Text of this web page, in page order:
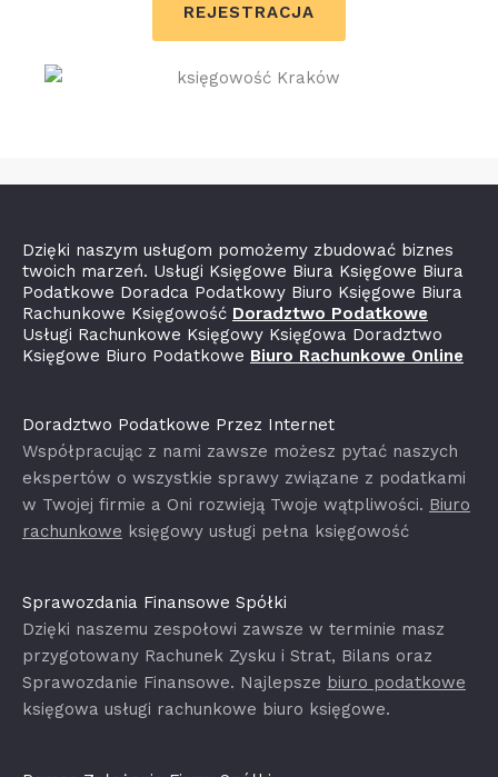
REJESTRACJA
Dzięki naszym usługom pomożemy zbudować biznes
twoich marzeń. Usługi Księgowe Biura Księgowe Biura
Podatkowe Doradca Podatkowy Biuro Księgowe Biura
Rachunkowe Księgowość Doradztwo Podatkowe
Usługi Rachunkowe Księgowy Księgowa Doradztwo
Księgowe Biuro Podatkowe Biuro Rachunkowe Online
Doradztwo Podatkowe Przez Internet
Współpracując z nami zawsze możesz pytać naszych
ekspertów o wszystkie sprawy związane z podatkami
w Twojej firmie a Oni rozwieją Twoje wątpliwości. Biuro
rachunkowe księgowy usługi pełna księgowość
Sprawozdania Finansowe Spółki
Dzięki naszemu zespołowi zawsze w terminie masz
przygotowany Rachunek Zysku i Strat, Bilans oraz
Sprawozdanie Finansowe. Najlepsze biuro podatkowe
księgowa usługi rachunkowe biuro księgowe.